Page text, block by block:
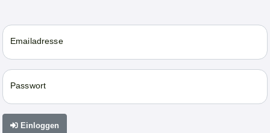
Emailadresse
Passwort
Einloggen